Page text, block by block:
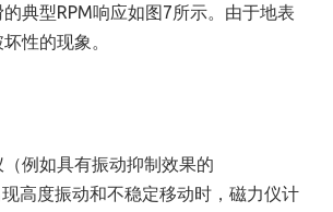
典型RPM响应如图7所示。由于地表
性的现象。
例如具有振动抑制效果的
高度振动和不稳定移动时，磁力仪计